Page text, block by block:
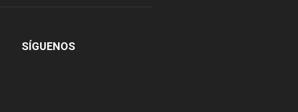
SÍGUENOS